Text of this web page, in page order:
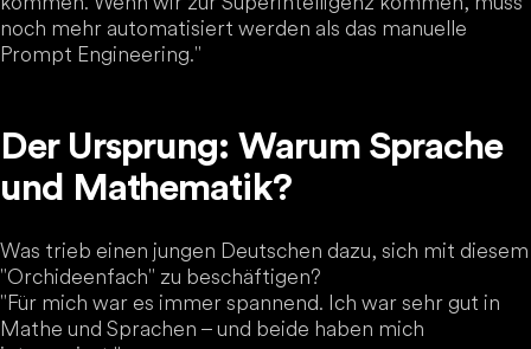
noch mehr automatisiert werden als das manuelle
Prompt Engineering."
Der Ursprung: Warum Sprache
und Mathematik?
Was trieb einen jungen Deutschen dazu, sich mit diesem
"Orchideenfach" zu beschäftigen?
"Für mich war es immer spannend. Ich war sehr gut in
Mathe und Sprachen – und beide haben mich